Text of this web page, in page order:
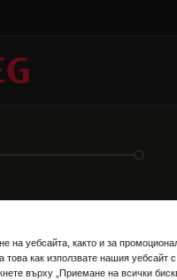
на уебсайта, както и за
как използвате нашия уебсайт
върху „Приемане на всички